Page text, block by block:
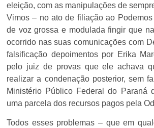
eleição, com as manipulações de
Vimos – no ato de filiação ao
de voz grossa e modulada fingir que
ocorrido nas suas comunicações com
falsificação depoimentos por Erika
pelo juiz de provas que ele achava
realizar a condenação posterior, sem
Ministério Público Federal do Paraná
uma parcela dos recursos pagos pela
Todos esses problemas – que em